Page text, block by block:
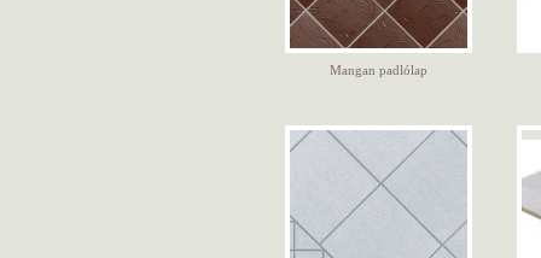
Mangan padlólap